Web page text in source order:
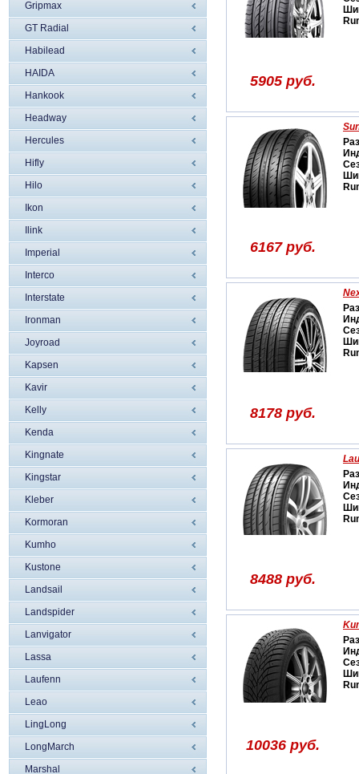
Gripmax
GT Radial
Habilead
HAIDA
Hankook
Headway
Hercules
Hifly
Hilo
Ikon
Ilink
Imperial
Interco
Interstate
Ironman
Joyroad
Kapsen
Kavir
Kelly
Kenda
Kingnate
Kingstar
Kleber
Kormoran
Kumho
Kustone
Landsail
Landspider
Lanvigator
Lassa
Laufenn
Leao
LingLong
LongMarch
Marshal
5905 руб.
6167 руб.
8178 руб.
8488 руб.
10036 руб.